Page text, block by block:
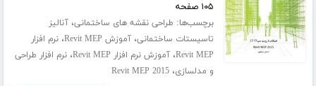
۱۰۵ صفحه
برچسب‌ها: طراحی نقشه های ساختمانی،آنالیز
تاسیستات ساختمانی،آموزش Revit MEP ،نرم افزار
Revit MEP،آموزش نرم افزار Revit MEP ،نرم افزار طراحی
و مدلسازی،Revit MEP 2015